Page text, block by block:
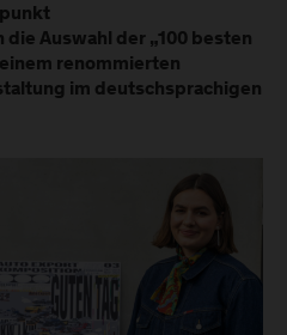
Auswahl der „100 besten
renommierten
im deutschsprachigen